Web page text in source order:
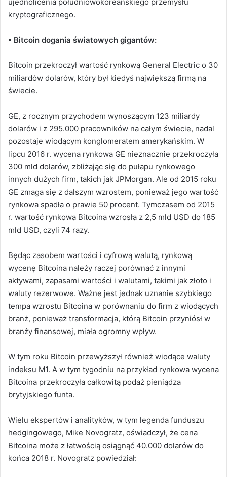
kryptograficznego.
• Bitcoin dogania światowych gigantów:
Bitcoin przekroczył wartość rynkową General Electric o 30
miliardów dolarów, który był kiedyś największą firmą na
świecie.
GE, z rocznym przychodem wynoszącym 123 miliardy
dolarów i z 295.000 pracowników na całym świecie, nadal
pozostaje wiodącym konglomeratem amerykańskim. W
lipcu 2016 r. wycena rynkowa GE nieznacznie przekroczyła
300 mld dolarów, zbliżając się do pułapu rynkowego
innych dużych firm, takich jak JPMorgan. Ale od 2015 roku
GE zmaga się z dalszym wzrostem, ponieważ jego wartość
rynkowa spadła o prawie 50 procent. Tymczasem od 2015
r. wartość rynkowa Bitcoina wzrosła z 2,5 mld USD do 185
mld USD, czyli 74 razy.
Będąc zasobem wartości i cyfrową walutą, rynkową
wycenę Bitcoina należy raczej porównać z innymi
aktywami, zapasami wartości i walutami, takimi jak złoto i
waluty rezerwowe. Ważne jest jednak uznanie szybkiego
tempa wzrostu Bitcoina w porównaniu do firm z wiodących
branż, ponieważ transformacja, którą Bitcoin przyniósł w
branży finansowej, miała ogromny wpływ.
W tym roku Bitcoin przewyższył również wiodące waluty
indeksu M1. A w tym tygodniu na przykład rynkowa wycena
Bitcoina przekroczyła całkowitą podaż pieniądza
brytyjskiego funta.
Wielu ekspertów i analityków, w tym legenda funduszu
hedgingowego, Mike Novogratz, oświadczył, że cena
Bitcoina może z łatwością osiągnąć 40.000 dolarów do
końca 2018 r. Novogratz powiedział: